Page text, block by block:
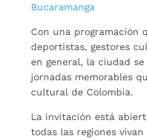
Bucaramanga
Con una programación
deportistas, gestores
en general, la ciudad
jornadas memorables
cultural de Colombia.
La invitación está
todas las regiones